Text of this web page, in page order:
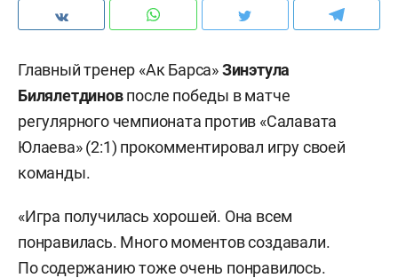
Главный тренер «Ак Барса»Зинэтула
Билялетдиновпосле победы в матче
регулярного чемпионата против «Салавата
Юлаева» (2:1) прокомментировал игру своей
команды.
«Игра получилась хорошей. Она всем
понравилась. Много моментов создавали.
По содержанию тоже очень понравилось.